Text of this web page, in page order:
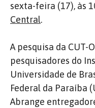
sexta-feira (17), às
Central.
A pesquisa da
pesquisadores do
Universidade de
Federal da Paraíba
Abrange